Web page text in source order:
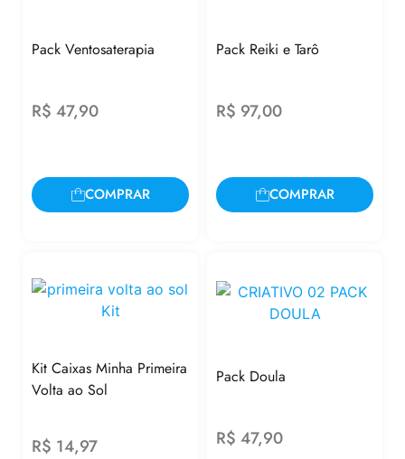
Pack Ventosaterapia
R$ 47,90
COMPRAR
Pack Reiki e Tarô
R$ 97,00
COMPRAR
Kit Caixas Minha Primeira
Volta ao Sol
R$ 14,97
Pack Doula
R$ 47,90